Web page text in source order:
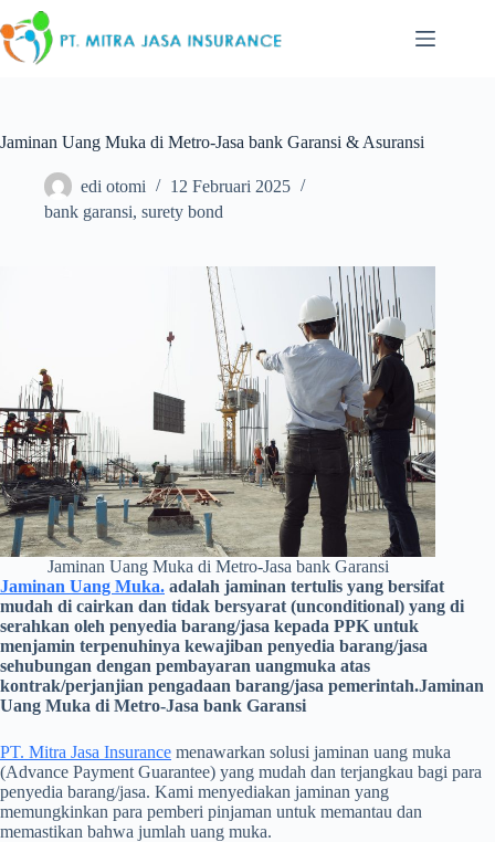
to
content
Jaminan Uang Muka di Metro-Jasa bank Garansi & Asuransi
edi otomi
12 Februari 2025
bank garansi, surety bond
Jaminan Uang Muka di Metro-Jasa bank Garansi
Jaminan Uang Muka. adalah jaminan tertulis yang bersifat
mudah di cairkan dan tidak bersyarat (unconditional) yang di
serahkan oleh penyedia barang/jasa kepada PPK untuk
menjamin terpenuhinya kewajiban penyedia barang/jasa
sehubungan dengan pembayaran uangmuka atas
kontrak/perjanjian pengadaan barang/jasa pemerintah.Jaminan
Uang Muka di Metro-Jasa bank Garansi
PT. Mitra Jasa Insurance menawarkan solusi jaminan uang muka
(Advance Payment Guarantee) yang mudah dan terjangkau bagi para
penyedia barang/jasa. Kami menyediakan jaminan yang
memungkinkan para pemberi pinjaman untuk memantau dan
memastikan bahwa jumlah uang muka.